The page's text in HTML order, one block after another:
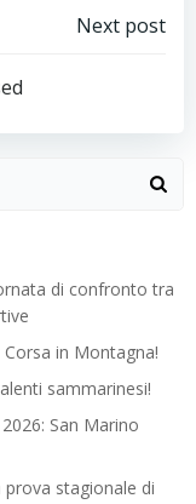
Next post
di confronto tra
in Montagna!
sammarinesi!
San Marino
prova stagionale di